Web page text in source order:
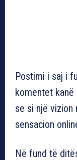
Postimi i saj i
komentet kanë
se si një vizion
sensacion
Në fund të